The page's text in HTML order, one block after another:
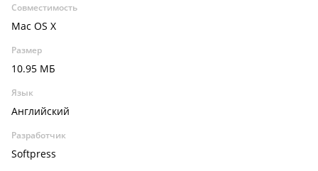
Совместимость
Mac OS X
Размер
10.95 МБ
Язык
Английский
Разработчик
Softpress